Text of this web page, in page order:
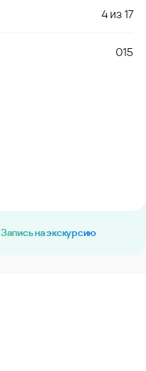
4 из17
015
Запись на экскурсию